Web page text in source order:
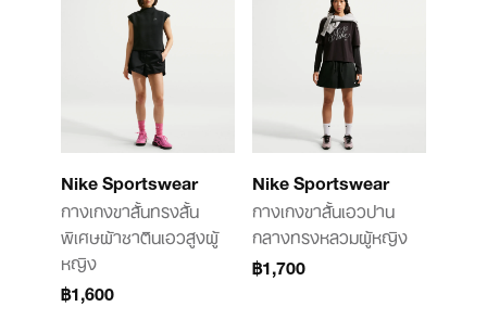
Nike Sportswear
กางเกงขาสั้นทรงสั้น
พิเศษผ้าซาตินเอวสูงผู้
หญิง
฿1,600
Nike Sportswear
กางเกงขาสั้นเอวปาน
กลางทรงหลวมผู้หญิง
฿1,700